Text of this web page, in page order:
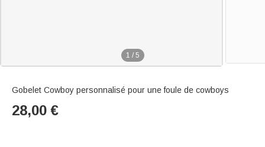
1 / 5
Gobelet Cowboy personnalisé pour une foule de cowboys
28,00 €